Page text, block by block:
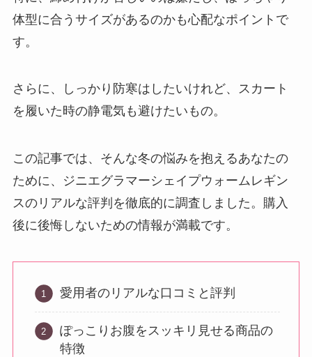
体型に合うサイズがあるのかも心配なポイントで
す。
さらに、しっかり防寒はしたいけれど、スカート
を履いた時の静電気も避けたいもの。
この記事では、そんな冬の悩みを抱えるあなたの
ために、ジニエグラマーシェイプウォームレギン
スのリアルな評判を徹底的に調査しました。購入
後に後悔しないための情報が満載です。
愛用者のリアルな口コミと評判
ぽっこりお腹をスッキリ見せる商品の
特徴